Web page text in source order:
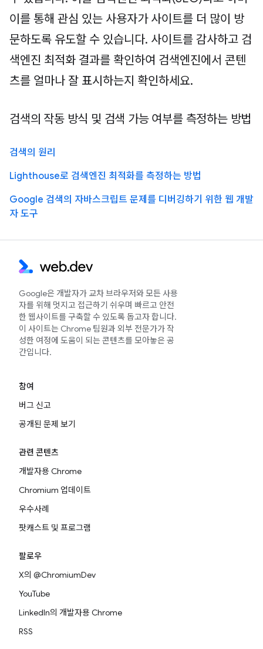
이를 통해 관심 있는 사용자가 사이트를 더 많이 방
문하도록 유도할 수 있습니다. 사이트를 감사하고 검
색엔진 최적화 결과를 확인하여 검색엔진에서 콘텐
츠를 얼마나 잘 표시하는지 확인하세요.
검색의 작동 방식 및 검색 가능 여부를 측정하는 방법
검색의 원리
Lighthouse로 검색엔진 최적화를 측정하는 방법
Google 검색의 자바스크립트 문제를 디버깅하기 위한 웹 개발
자 도구
Google은 개발자가 교차 브라우저와 모든 사용
자를 위해 멋지고 접근하기 쉬우며 빠르고 안전
한 웹사이트를 구축할 수 있도록 돕고자 합니다.
이 사이트는 Chrome 팀원과 외부 전문가가 작
성한 여정에 도움이 되는 콘텐츠를 모아놓은 공
간입니다.
참여
버그 신고
공개된 문제 보기
관련 콘텐츠
개발자용 Chrome
Chromium 업데이트
우수사례
팟캐스트 및 프로그램
팔로우
X의 @ChromiumDev
YouTube
LinkedIn의 개발자용 Chrome
RSS